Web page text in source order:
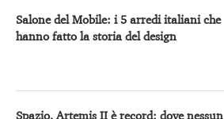
Salone del Mobile: i 5 arredi italiani che
hanno fatto la storia del design
Spazio, Artemis II è record: dove nessun